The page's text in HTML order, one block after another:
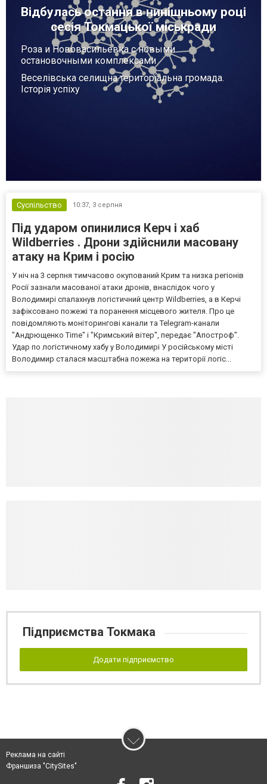
Відбулась остання в нинішньому році
сесія Токмацької міськради
Роза и Нововасильевка с новыми
остановочными комплексами
Веселівська селищна територіальна громада.
Історія успіху
Суспільство 10:37, 3 серпня
Під ударом опинилися Керч і хаб
Wildberries . Дрони здійснили масовану
атаку на Крим і росію
У ніч на 3 серпня тимчасово окупований Крим та низка регіонів
Росії зазнали масованої атаки дронів, внаслідок чого у
Володимирі спалахнув логістичний центр Wildberries, а в Керчі
зафіксовано пожежі та поранення місцевого жителя. Про це
повідомляють моніторингові канали та Telegram-канали
"Андрющенко Time" і "Кримський вітер", передає "Апостроф".
Удар по логістичному хабу у Володимирі У російському місті
Володимир сталася масштабна пожежа на території логіс...
Підприємства Токмака
Додати підприємство
Реклама на сайті
Франшиза "CitySites"